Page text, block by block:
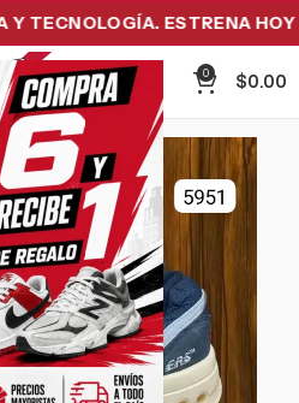
ESTRENA HOY Y
0
$0.00